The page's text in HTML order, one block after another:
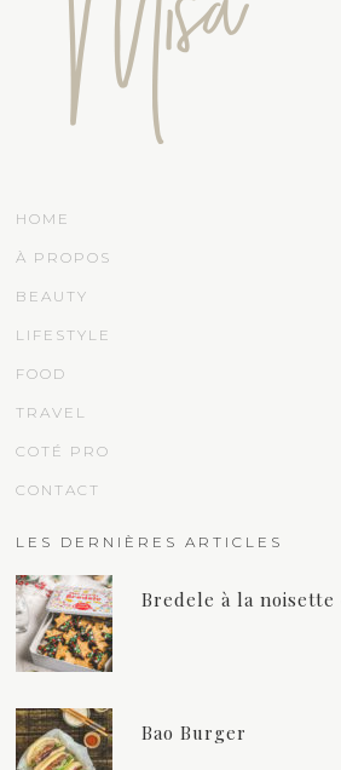
HOME
À PROPOS
BEAUTY
LIFESTYLE
FOOD
TRAVEL
COTÉ PRO
CONTACT
LES DERNIÈRES ARTICLES
Bredele à la
Bao Burger